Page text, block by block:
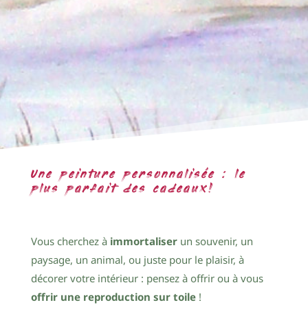
Une peinture personnalisée : le
plus parfait des cadeaux!
Vous cherchez à immortaliserun souvenir, un
paysage, un animal, ou juste pour le plaisir, à
décorer votre intérieur : pensez à offrir ou à vous
offrir une reproduction sur toile!